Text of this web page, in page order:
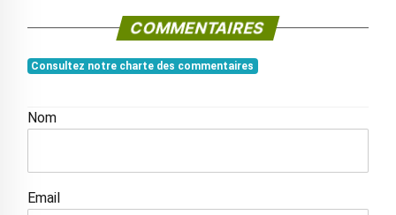
COMMENTAIRES
Consultez notre charte des commentaires
Nom
Email